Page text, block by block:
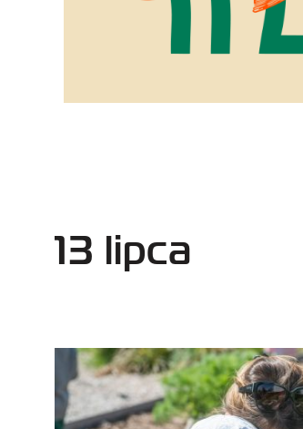
13 lipca